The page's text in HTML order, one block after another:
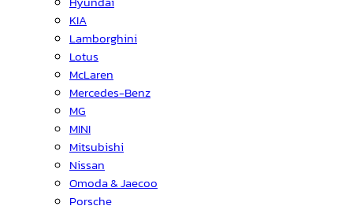
KIA
Lamborghini
Lotus
McLaren
Mercedes-Benz
MG
MINI
Mitsubishi
Nissan
Omoda & Jaecoo
Porsche